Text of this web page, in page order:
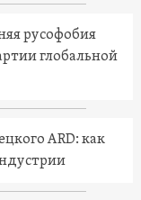
русофобия
глобальной
ARD: как